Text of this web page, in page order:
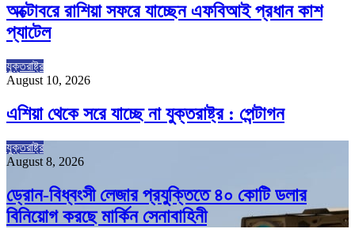
অক্টোবরে রাশিয়া সফরে যাচ্ছেন এফবিআই প্রধান কাশ
প্যাটেল
যুক্তরাষ্ট্র
August 10, 2026
এশিয়া থেকে সরে যাচ্ছে না যুক্তরাষ্ট্র : পেন্টাগন
যুক্তরাষ্ট্র
August 8, 2026
ড্রোন-বিধ্বংসী লেজার প্রযুক্তিতে ৪০ কোটি ডলার
বিনিয়োগ করছে মার্কিন সেনাবাহিনী